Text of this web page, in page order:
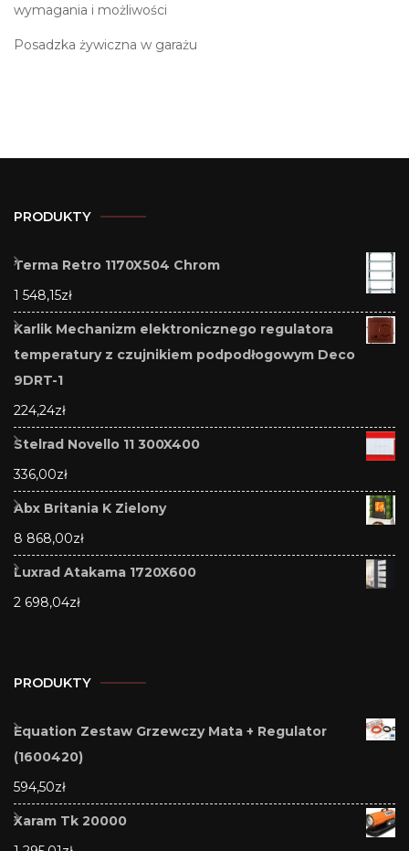
wymagania i możliwości
Posadzka żywiczna w garażu
PRODUKTY
Terma Retro 1170X504 Chrom
1 548,15zł
Karlik Mechanizm elektronicznego regulatora
temperatury z czujnikiem podpodłogowym Deco
9DRT-1
224,24zł
Stelrad Novello 11 300X400
336,00zł
Abx Britania K Zielony
8 868,00zł
Luxrad Atakama 1720X600
2 698,04zł
PRODUKTY
Equation Zestaw Grzewczy Mata + Regulator
(1600420)
594,50zł
Xaram Tk 20000